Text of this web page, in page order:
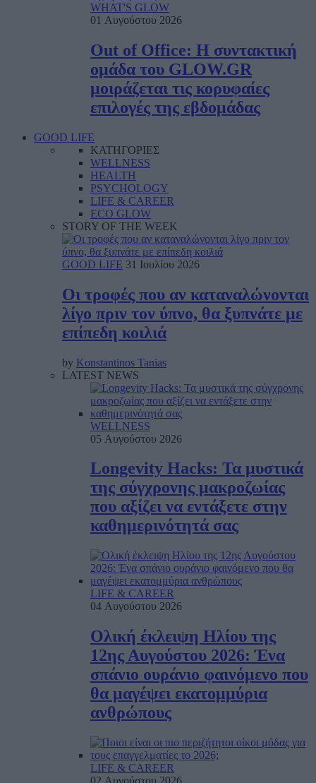
WHAT'S GLOW
01 Αυγούστου 2026
Out of Office: Η συντακτική
ομάδα του GLOW.GR
μοιράζεται τις κορυφαίες
επιλογές της εβδομάδας
GOOD LIFE
ΚΑΤΗΓΟΡΙΕΣ
WELLNESS
HEALTH
PSYCHOLOGY
LIFE & CAREER
ECO GLOW
STORY OF THE WEEK
GOOD LIFE 31 Ιουλίου 2026
Οι τροφές που αν καταναλώνονται
λίγο πριν τον ύπνο, θα ξυπνάτε με
επίπεδη κοιλιά
by Konstantinos Tanias
LATEST NEWS
WELLNESS
05 Αυγούστου 2026
Longevity Hacks: Τα μυστικά
της σύγχρονης μακροζωίας
που αξίζει να εντάξετε στην
καθημερινότητά σας
LIFE & CAREER
04 Αυγούστου 2026
Ολική έκλειψη Ηλίου της
12ης Αυγούστου 2026: Ένα
σπάνιο ουράνιο φαινόμενο που
θα μαγέψει εκατομμύρια
ανθρώπους
LIFE & CAREER